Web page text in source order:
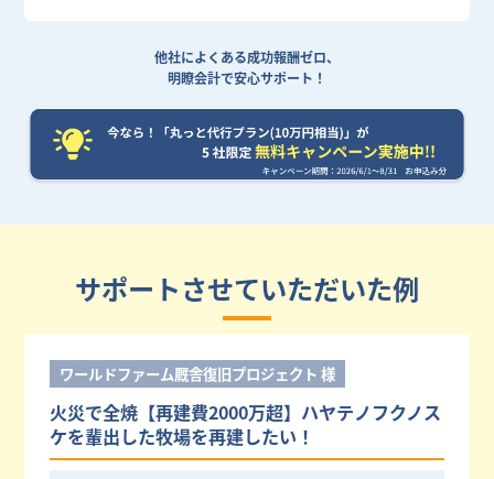
他社によくある成功報酬ゼロ、
明瞭会計で安心サポート！
サポートさせていただいた例
ワールドファーム厩舎復旧プロジェクト 様
火災で全焼【再建費2000万超】ハヤテノフクノス
ケを輩出した牧場を再建したい！